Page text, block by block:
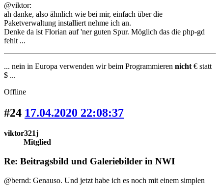
@viktor:
ah danke, also ähnlich wie bei mir, einfach über die
Paketverwaltung installiert nehme ich an.
Denke da ist Florian auf 'ner guten Spur. Möglich das die php-gd
fehlt ...
... nein in Europa verwenden wir beim Programmieren nicht € statt
$ ...
Offline
#24 17.04.2020 22:08:37
viktor321j
Mitglied
Re: Beitragsbild und Galeriebilder in NWI
@bernd: Genauso. Und jetzt habe ich es noch mit einem simplen